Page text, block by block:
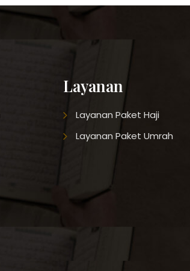
Layanan
Layanan Paket Haji
Layanan Paket Umrah